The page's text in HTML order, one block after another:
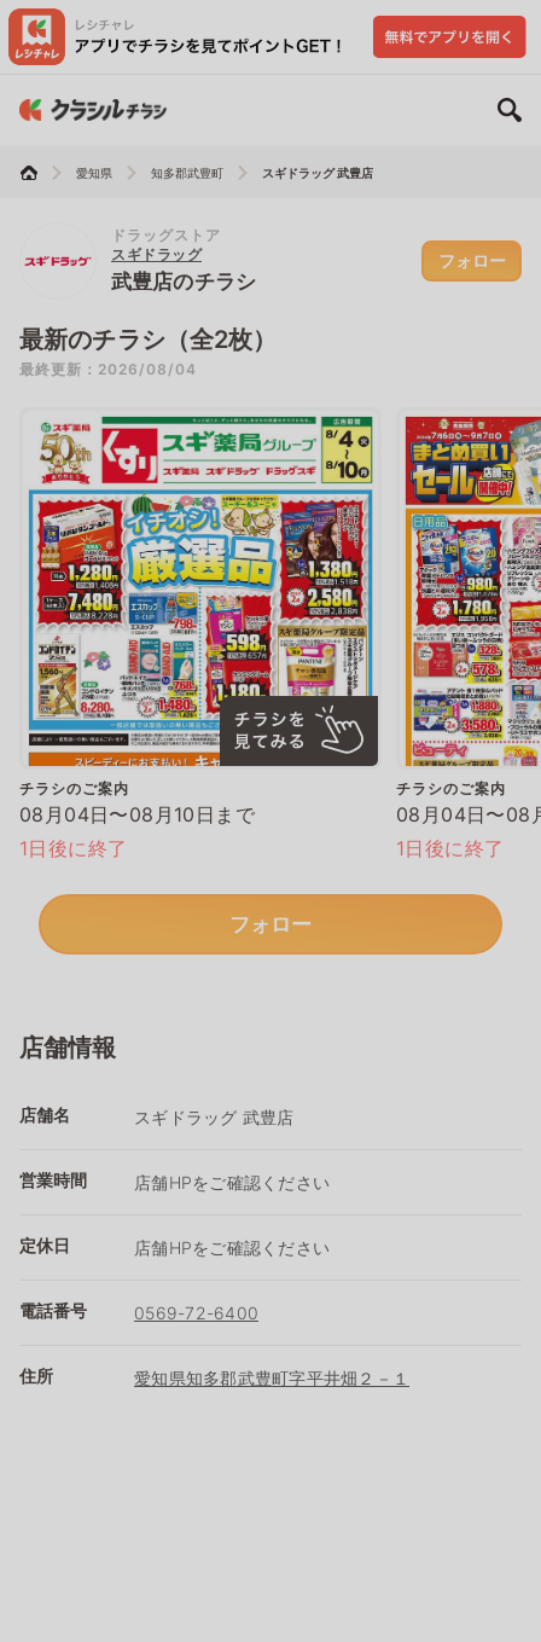
愛知県 知多郡武豊町 スギドラッグ 武豊店
ドラッグストア
スギドラッグ
武豊店のチラシ
フォロー
最新のチラシ（全2枚）
最終更新：2026/08/04
チラシのご案内
08月04日〜08月10日まで
1日後に終了
チラシのご案内
08月04日〜08
1日後に終了
フォロー
店舗情報
店舗名 スギドラッグ 武豊店
営業時間 店舗HPをご確認ください
定休日 店舗HPをご確認ください
電話番号 0569-72-6400
住所 愛知県知多郡武豊町字平井畑２－１